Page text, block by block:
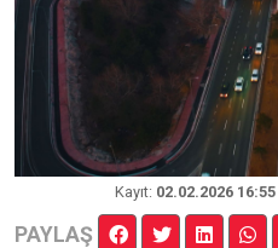
Kayıt: 02.02.2026 16:55
PAYLAŞ